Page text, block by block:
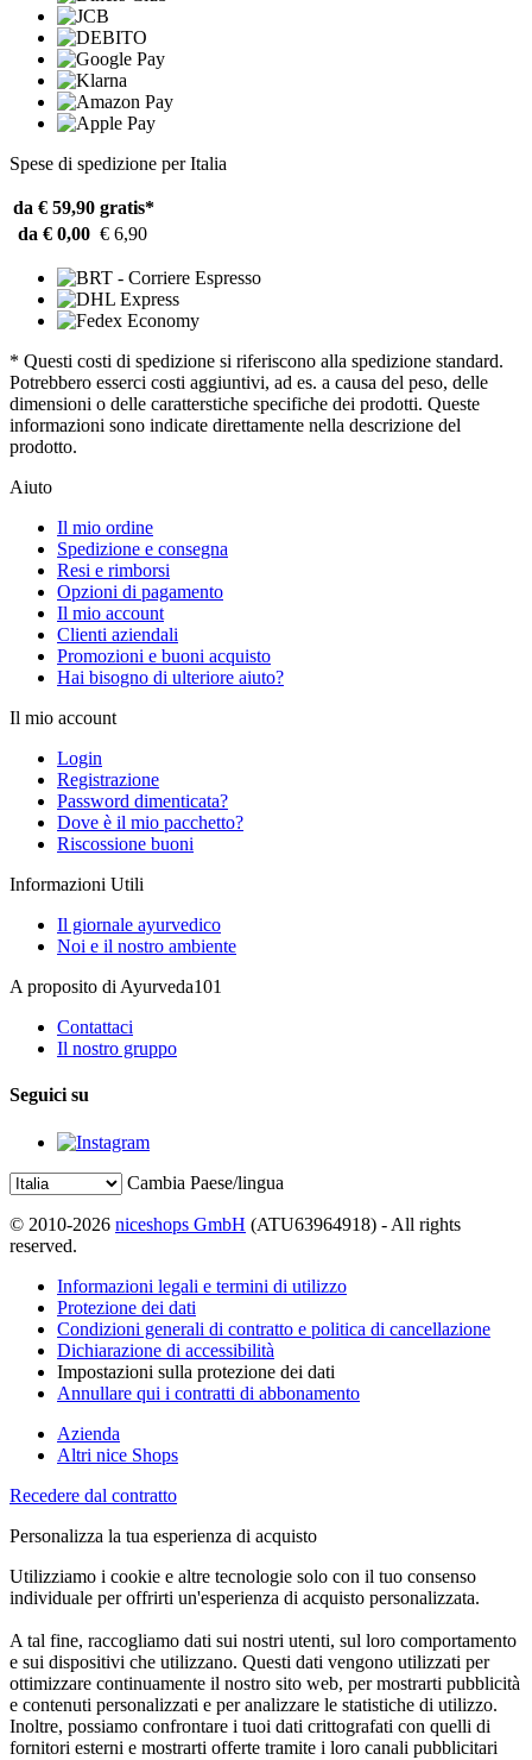
Spese di spedizione per Italia
da € 59,90 gratis*
da € 0,00 € 6,90
* Questi costi di spedizione si riferiscono alla spedizione standard.
Potrebbero esserci costi aggiuntivi, ad es. a causa del peso, delle
dimensioni o delle caratterstiche specifiche dei prodotti. Queste
informazioni sono indicate direttamente nella descrizione del
prodotto.
Aiuto
Il mio ordine
Spedizione e consegna
Resi e rimborsi
Opzioni di pagamento
Il mio account
Clienti aziendali
Promozioni e buoni acquisto
Hai bisogno di ulteriore aiuto?
Il mio account
Login
Registrazione
Password dimenticata?
Dove è il mio pacchetto?
Riscossione buoni
Informazioni Utili
Il giornale ayurvedico
Noi e il nostro ambiente
A proposito di Ayurveda101
Contattaci
Il nostro gruppo
Seguici su
Cambia Paese/lingua
© 2010-2026 niceshops GmbH (ATU63964918) - All rights
reserved.
Informazioni legali e termini di utilizzo
Protezione dei dati
Condizioni generali di contratto e politica di cancellazione
Dichiarazione di accessibilità
Impostazioni sulla protezione dei dati
Annullare qui i contratti di abbonamento
Azienda
Altri nice Shops
Recedere dal contratto
Personalizza la tua esperienza di acquisto
Utilizziamo i cookie e altre tecnologie solo con il tuo consenso
individuale per offrirti un'esperienza di acquisto personalizzata.
A tal fine, raccogliamo dati sui nostri utenti, sul loro comportamento
e sui dispositivi che utilizzano. Questi dati vengono utilizzati per
ottimizzare continuamente il nostro sito web, per mostrarti pubblicità
e contenuti personalizzati e per analizzare le statistiche di utilizzo.
Inoltre, possiamo confrontare i tuoi dati crittografati con quelli di
fornitori esterni e mostrarti offerte tramite i loro canali pubblicitari